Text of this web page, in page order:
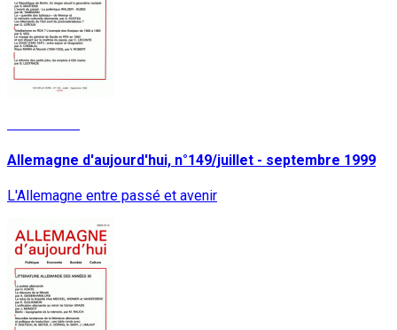
Allemagne d'aujourd'hui, n°149/juillet - septembre 1999
L'Allemagne entre passé et avenir